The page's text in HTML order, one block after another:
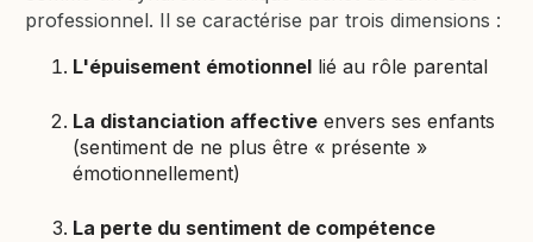
professionnel. Il se caractérise par trois dimensions :
L'épuisement émotionnel lié au rôle parental
La distanciation affective envers ses enfants
(sentiment de ne plus être « présente »
émotionnellement)
La perte du sentiment de compétence